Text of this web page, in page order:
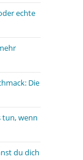
echte
Die
tun, wenn
du dich